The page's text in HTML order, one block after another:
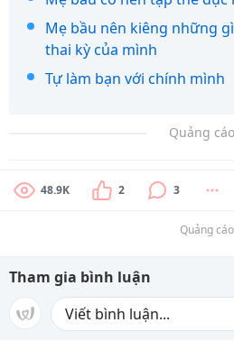
Mẹ bầu nên kiêng những
thai kỳ của mình
Tự làm bạn với chính mình
Quảng cáo
48.9K 2 3
Quảng cáo
Tham gia bình luận